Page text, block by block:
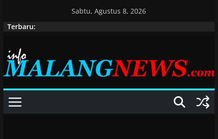
Sabtu, Agustus 8, 2026
Terbaru: